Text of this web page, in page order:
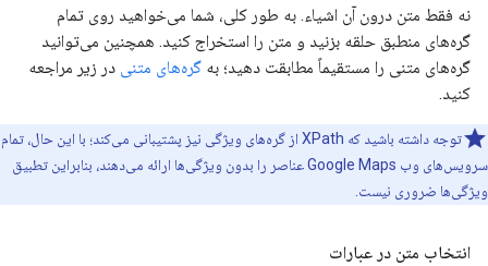
نه فقط متن درون آن اشیاء. به طور کلی، شما می‌خواهید روی تمام
گره‌های منطبق حلقه بزنید و متن را استخراج کنید. همچنین می‌توانید
گره‌های متنی را مستقیماً مطابقت دهید؛ به گره‌های متنی در زیر مراجعه
کنید.
توجه داشته باشید که XPath از گره‌های ویژگی نیز پشتیبانی می‌کند؛ با این حال، تمام
سرویس‌های وب Google Maps عناصر را بدون ویژگی‌ها ارائه می‌دهند، بنابراین تطبیق
ویژگی‌ها ضروری نیست.
انتخاب متن در عبارات